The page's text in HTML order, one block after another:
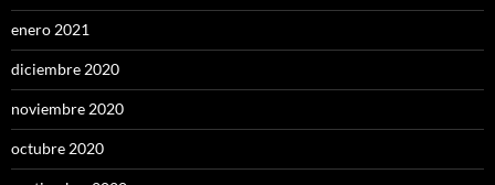
enero 2021
diciembre 2020
noviembre 2020
octubre 2020